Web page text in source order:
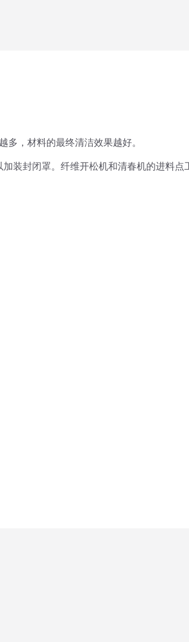
，材料的最终清洁效果越好。
装封闭罩。纤维开松机和清春机的进料点